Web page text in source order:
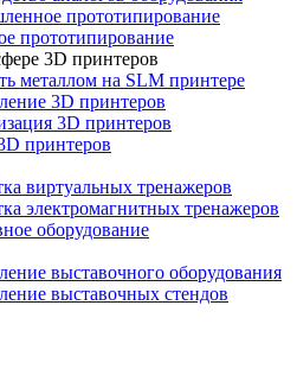
прототипирование
прототипирование
3D принтеров
металлом на SLM принтере
3D принтеров
3D принтеров
принтеров
виртуальных тренажеров
электромагнитных тренажеров
оборудование
выставочного оборудования
выставочных стендов